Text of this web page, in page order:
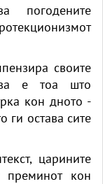
погодените
своите
е тоа што
кон дното -
ги остава сите
царините
кон